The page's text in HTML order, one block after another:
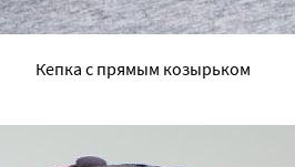
Кепка с прямым козырьком